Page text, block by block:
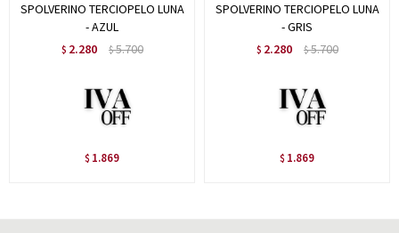
SPOLVERINO TERCIOPELO LUNA
- AZUL
$ 2.280 $5.700
$ 1.869
SPOLVERINO TERCIOPELO LUNA
- GRIS
$ 2.280 $5.700
$ 1.869